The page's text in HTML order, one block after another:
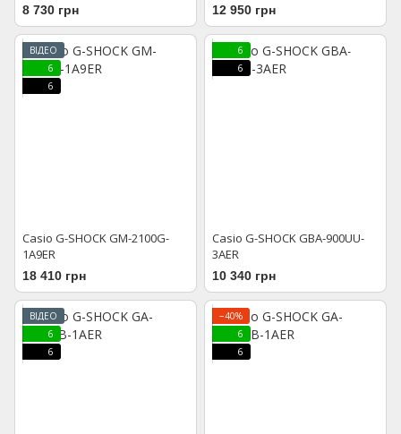
8 730 грн 12 950 грн
ВІДЕО
6
6
Casio G-SHOCK GM-2100G-
1A9ER
18 410 грн
6
6
Casio G-SHOCK GBA-900UU-
3AER
10 340 грн
ВІДЕО
6
6
−40%
6
6